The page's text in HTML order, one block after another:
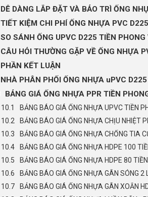
DỄ DÀNG LẮP ĐẶT VÀ BẢO TRÌ ỐNG
TIẾT KIỆM CHI PHÍ ỐNG NHỰA PVC
SO SÁNH ỐNG UPVC D225 TIỀN
CÂU HỎI THƯỜNG GẶP VỀ ỐNG NHỰA
PHẦN KẾT LUẬN
NHÀ PHÂN PHỐI ỐNG NHỰA uPVC
BẢNG GIÁ ỐNG NHỰA PPR TIỀN
BẢNG BÁO GIÁ ỐNG NHỰA UPVC TIỀN
BẢNG BÁO GIÁ ỐNG NHỰA CHỊU NHIỆT
BẢNG BÁO GIÁ ỐNG NHỰA CHỐNG TIA
BẢNG BÁO GIÁ ỐNG NHỰA HDPE 100
BẢNG BÁO GIÁ ỐNG NHỰA HDPE 80
BẢNG BÁO GIÁ ỐNG NHỰA GÂN SÓNG 2
BẢNG BÁO GIÁ ỐNG NHỰA GÂN XOẮN